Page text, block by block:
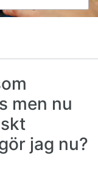
men nu
jag nu?